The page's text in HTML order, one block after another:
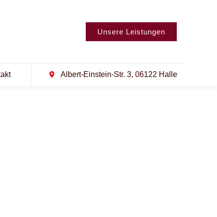
Unsere Leistungen
Albert-Einstein-Str. 3, 06122 Halle